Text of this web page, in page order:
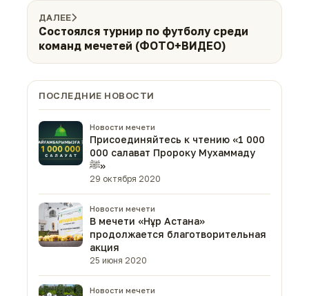
ДАЛЕЕ
Состоялся турнир по футболу среди
команд мечетей (ФОТО+ВИДЕО)
ПОСЛЕДНИЕ НОВОСТИ
Новости мечети
Присоединяйтесь к чтению «1 000
000 салават Пророку Мухаммаду
ﷺ»
29 октября 2020
Новости мечети
В мечети «Нұр Астана»
продолжается благотворительная
акция
25 июня 2020
Новости мечети